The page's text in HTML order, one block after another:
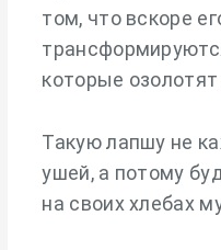
том, что вскоре
которые озолотят
Такую лапшу не
ушей, а потому
на своих хлебах